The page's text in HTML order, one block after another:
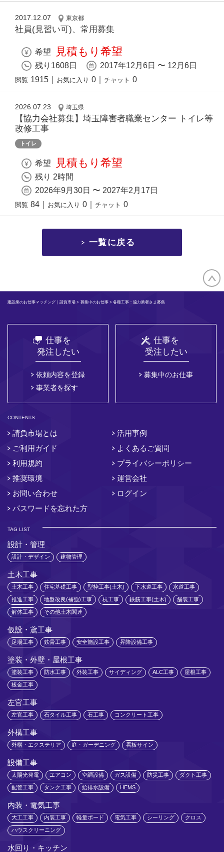
2017.12.07 東京都
社員(見習い可)、常用募集
希望 見積もり希望
残り1608日 2017年12月6日 〜 12月6日
閲覧 1915 お気に入り 0 チャット 0
2026.07.23 埼玉県
【協力会社募集】埼玉障害者職業センター トイレ等
改修工事
トイレ
希望 見積もり希望
残り 2時間
2026年9月30日 〜 2027年2月17日
閲覧 84 お気に入り 0 チャット 0
一覧に戻る
建設業のお仕事マッチング｜請負市場 > 募集中のお仕事> 各種工事：協力業者さま募集
仕事を
発注したい
依頼内容を登録
事業者を探す
仕事を
受注したい
募集中のお仕事
CONTENTS
請負市場とは
活用事例
ご利用ガイド
よくあるご質問
利用規約
プライバシーポリシー
推奨環境
運営会社
お問い合わせ
ログイン
パスワードを忘れた方
TAG LIST
設計・管理
設計・デザイン 建物管理
土木工事
土木工事 住宅基礎工事 型枠工事(土木) 下水道工事 水道工事
推進工事 地盤改良(補強)工事 杭工事 鉄筋工事(土木) 舗装工事
解体工事 その他土木関連
仮設・鳶工事
足場工事 鉄骨工事 安全施設工事 昇降設備工事
塗装・外壁・屋根工事
塗装工事 防水工事 外装工事 サイディング ALC工事 屋根工事
板金工事
左官工事
左官工事 石タイル工事 石工事 コンクリート工事
外構工事
外構・エクステリア 庭・ガーデニング 看板サイン
設備工事
太陽光発電 エアコン 空調設備 ガス設備 防災工事 ダクト工事
配管工事 タンク工事 給排水設備 HEMS
内装・電気工事
大工工事 内装工事 軽量ボード 電気工事 シーリング クロス
ハウスクリーニング
水回り・キッチン